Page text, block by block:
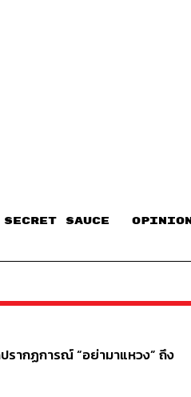
SAUCE​ OPINION
รากฏการณ์ “อย่ามาแหวง” ถึง